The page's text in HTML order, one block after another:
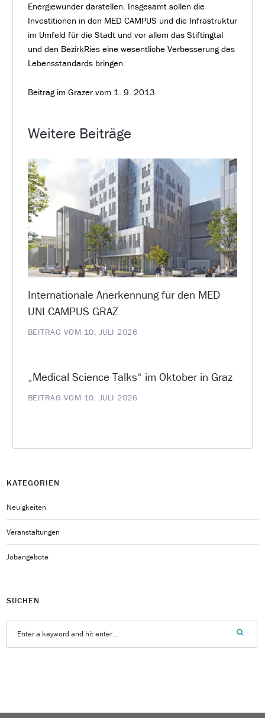
Energiewunder darstellen. Insgesamt sollen die
Investitionen in den MED CAMPUS und die Infrastruktur
im Umfeld für die Stadt und vor allem das Stiftingtal
und den BezirkRies eine wesentliche Verbesserung des
Lebensstandards bringen.
Beitrag im Grazer vom 1. 9. 2013
Weitere Beiträge
Internationale Anerkennung für den MED
UNI CAMPUS GRAZ
BEITRAG VOM 10. JULI 2026
„Medical Science Talks“ im Oktober in Graz
BEITRAG VOM 10. JULI 2026
KATEGORIEN
Neuigkeiten
Veranstaltungen
Jobangebote
SUCHEN